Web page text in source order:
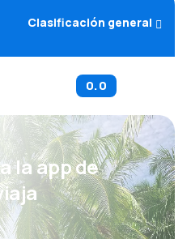
Clasificación general
0.0
la app de